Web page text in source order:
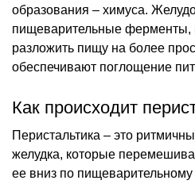
образования – химуса.
пищеварительные ферменты,
разложить пищу на более
обеспечивают поглощение
Как происходит
Перистальтика – это
желудка, которые
ее вниз по пищеварительному